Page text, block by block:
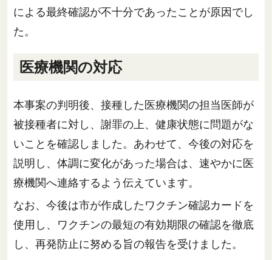
による最終確認が不十分であったことが原因でし
た。
医療機関の対応
本事案の判明後、接種した医療機関の担当医師が
被接種者に対し、謝罪の上、健康状態に問題がな
いことを確認しました。あわせて、今後の対応を
説明し、体調に変化があった場合は、速やかに医
療機関へ連絡するよう伝えています。
なお、今後は市が作成したワクチン確認カードを
使用し、ワクチンの最短の有効期限の確認を徹底
し、再発防止に努める旨の報告を受けました。